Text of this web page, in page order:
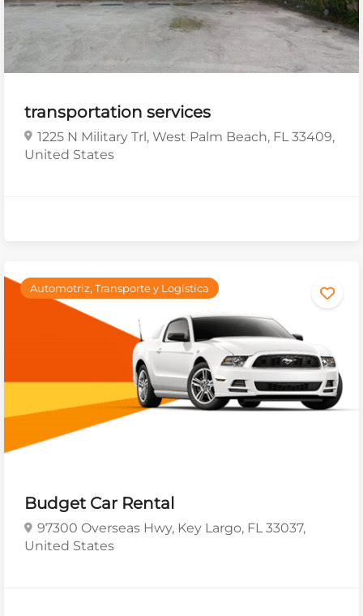
transportation services
1225 N Military Trl, West Palm Beach, FL 33409,
United States
Automotriz, Transporte y Logística
Budget Car Rental
97300 Overseas Hwy, Key Largo, FL 33037,
United States